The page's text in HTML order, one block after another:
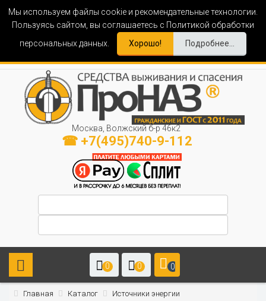
Мы используем файлы cookie и рекомендательные технологии.
Пользуясь сайтом, вы соглашаетесь с Политикой обработки
персональных данных.
Хорошо! Подробнее...
Москва, Волжский б-р 46к2
☎ +7(495)740-9-112
0 0 0
Главная Каталог
Источники энергии